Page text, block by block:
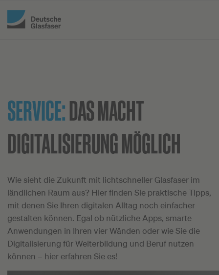
SERVICE:DAS MACHT
DIGITALISIERUNG MÖGLICH
Wie sieht die Zukunft mit lichtschneller Glasfaser im
ländlichen Raum aus? Hier finden Sie praktische Tipps,
mit denen Sie Ihren digitalen Alltag noch einfacher
gestalten können. Egal ob nützliche Apps, smarte
Anwendungen in Ihren vier Wänden oder wie Sie die
Digitalisierung für Weiterbildung und Beruf nutzen
können – hier erfahren Sie es!